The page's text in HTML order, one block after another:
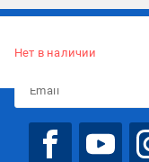
Нет в наличии